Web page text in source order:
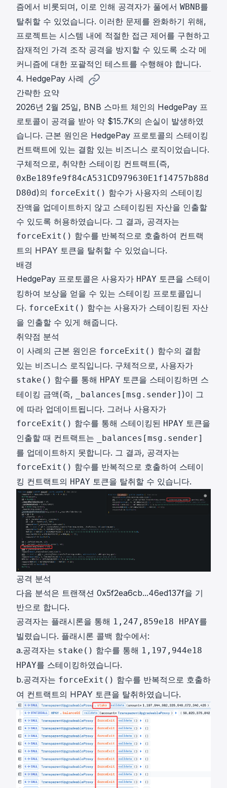
즘에서 비롯되며, 이로 인해 공격자가 풀에서 WBNB를
탈취할 수 있었습니다. 이러한 문제를 완화하기 위해,
프로젝트는 시스템 내에 적절한 접근 제어를 구현하고
잠재적인 가격 조작 공격을 방지할 수 있도록 소각 메
커니즘에 대한 포괄적인 테스트를 수행해야 합니다.
4. HedgePay 사례
간략한 요약
2026년 2월 25일, BNB 스마트 체인의 HedgePay 프
로토콜이 공격을 받아 약 $15.7K의 손실이 발생하였
습니다. 근본 원인은 HedgePay 프로토콜의 스테이킹
컨트랙트에 있는 결함 있는 비즈니스 로직이었습니다.
구체적으로, 취약한 스테이킹 컨트랙트(즉,
0xBe189fe9f84cA531CD979630E1f14757b88d
D80d )의 forceExit() 함수가 사용자의 스테이킹
잔액을 업데이트하지 않고 스테이킹된 자산을 인출할
수 있도록 허용하였습니다. 그 결과, 공격자는
forceExit() 함수를 반복적으로 호출하여 컨트랙
트의 HPAY 토큰을 탈취할 수 있었습니다.
배경
HedgePay 프로토콜은 사용자가 HPAY 토큰을 스테이
킹하여 보상을 얻을 수 있는 스테이킹 프로토콜입니
다. forceExit() 함수는 사용자가 스테이킹된 자산
을 인출할 수 있게 해줍니다.
취약점 분석
이 사례의 근본 원인은 forceExit() 함수의 결함
있는 비즈니스 로직입니다. 구체적으로, 사용자가
stake() 함수를 통해 HPAY 토큰을 스테이킹하면 스
테이킹 금액(즉,
_balances[msg.sender] )이 그
에 따라 업데이트됩니다. 그러나 사용자가
forceExit() 함수를 통해 스테이킹된 HPAY 토큰을
인출할 때 컨트랙트는
_balances[msg.sender]
를 업데이트하지 못합니다. 그 결과, 공격자는
forceExit() 함수를 반복적으로 호출하여 스테이
킹 컨트랙트의 HPAY 토큰을 탈취할 수 있습니다.
공격 분석
다음 분석은 트랜잭션 0x5f2ea6cb...46ed137f을 기
반으로 합니다.
공격자는 플래시론을 통해 1,247,859e18 HPAY를
빌렸습니다. 플래시론 콜백 함수에서:
a.공격자는 stake() 함수를 통해 1,197,944e18
HPAY를 스테이킹하였습니다.
b.공격자는 forceExit() 함수를 반복적으로 호출하
여 컨트랙트의 HPAY 토큰을 탈취하였습니다.